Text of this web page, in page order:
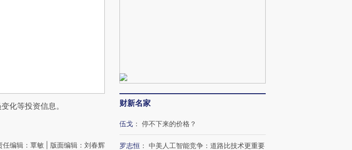
化等投资信息。
任编辑：覃敏 | 版面编辑：刘春辉
财新名家
伍戈 ： 停不下来的价格？
罗志恒 ： 中美人工智能竞争：道路比技术更重要